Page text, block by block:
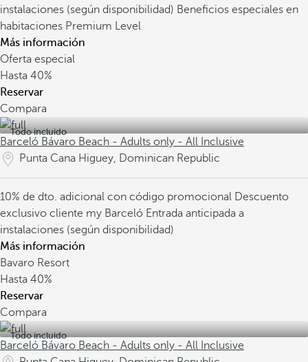
instalaciones (según disponibilidad) Beneficios especiales en
habitaciones Premium Level
Más información
Oferta especial
Hasta 40%
Reservar
Compara
Todo incluido
Barceló Bávaro Beach - Adults only - All Inclusive
Punta Cana Higuey, Dominican Republic
10% de dto. adicional con código promocional Descuento
exclusivo cliente my Barceló Entrada anticipada a
instalaciones (según disponibilidad)
Más información
Bavaro Resort
Hasta 40%
Reservar
Compara
Todo incluido
Barceló Bávaro Beach - Adults only - All Inclusive